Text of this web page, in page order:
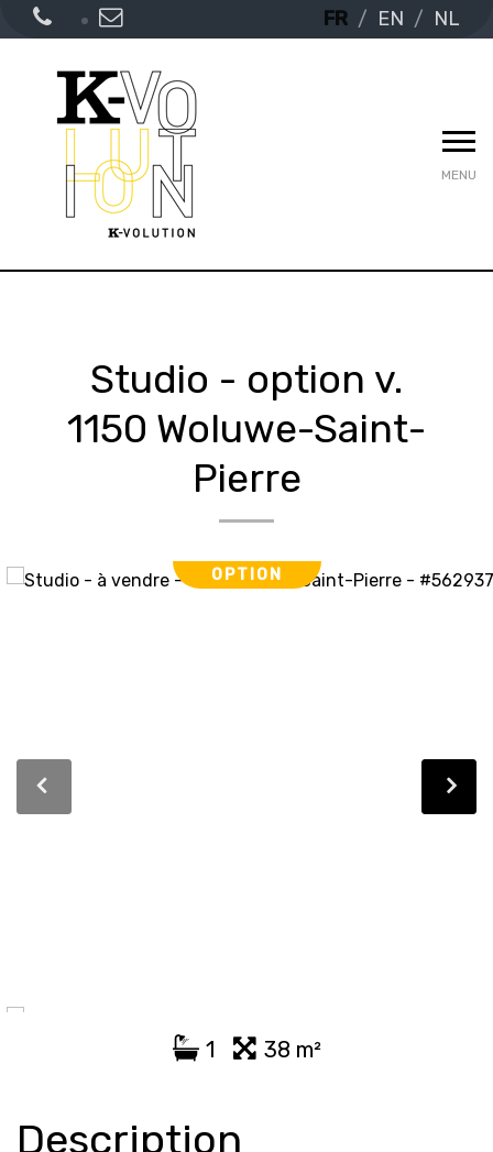
FR EN NL
MENU
Studio - option v.
1150 Woluwe-Saint-
Pierre
OPTION
1 38 m²
Description